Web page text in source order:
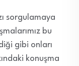
sorgulamaya
bu
gibi onları
konuşma